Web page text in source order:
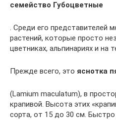
семейство Губоцветные
. Среди его представителей
растений, которые просто
цветниках, альпинариях и на
Прежде всего, это яснотка
(Lamium maculatum), в
крапивой. Высота этих
сорта, от 15 до 30 см. Быстро